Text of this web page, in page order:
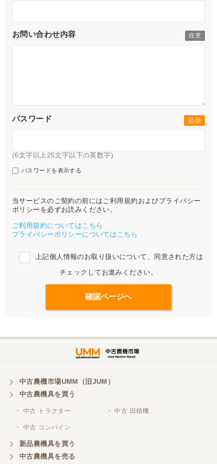
お問い合わせ内容
パスワード
(6文字以上25文字以下の英数字)
パスワードを表示する
当サービスのご契約の前にはご利用規約およびプライバシー
ポリシーを必ずお読みください。
ご利用規約についてはこちら
プライバシーポリシーについてはこちら
上記個人情報のお取り扱いについて、同意された方は
チェックしてお進みください。
中古農機市場UMM（旧JUM）
中古農機具を買う
・ 中古 トラクター ・ 中古 田植機
・ 中古 コンバイン
新品農機具を買う
中古農機具を売る